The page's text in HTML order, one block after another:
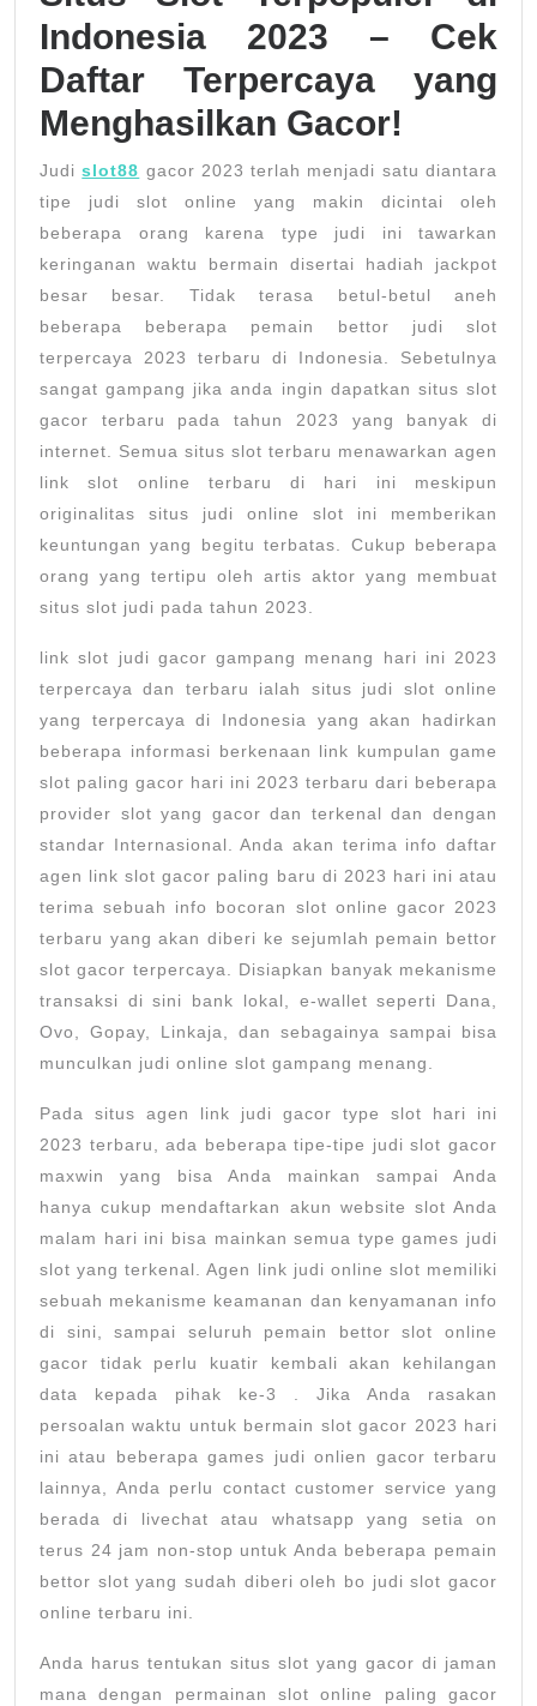
2023
–
Cek
yang
Indonesia 2023 – Cek
Daftar Terpercaya yang
Menghasilkan Gacor!
Judislot88 gacor 2023 terlah menjadi satu diantara
tipe judi slot online yang makin dicintai oleh
beberapa orang karena type judi ini tawarkan
keringanan waktu bermain disertai hadiah jackpot
besar besar. Tidak terasa betul-betul aneh
beberapa beberapa pemain bettor judi slot
terpercaya 2023 terbaru di Indonesia. Sebetulnya
sangat gampang jika anda ingin dapatkan situs slot
gacor terbaru pada tahun 2023 yang banyak di
internet. Semua situs slot terbaru menawarkan agen
link slot online terbaru di hari ini meskipun
originalitas situs judi online slot ini memberikan
keuntungan yang begitu terbatas. Cukup beberapa
orang yang tertipu oleh artis aktor yang membuat
situs slot judi pada tahun 2023.
link slot judi gacor gampang menang hari ini 2023
terpercaya dan terbaru ialah situs judi slot online
yang terpercaya di Indonesia yang akan hadirkan
beberapa informasi berkenaan link kumpulan game
slot paling gacor hari ini 2023 terbaru dari beberapa
provider slot yang gacor dan terkenal dan dengan
standar Internasional. Anda akan terima info daftar
agen link slot gacor paling baru di 2023 hari ini atau
terima sebuah info bocoran slot online gacor 2023
terbaru yang akan diberi ke sejumlah pemain bettor
slot gacor terpercaya. Disiapkan banyak mekanisme
transaksi di sini bank lokal, e-wallet seperti Dana,
Ovo, Gopay, Linkaja, dan sebagainya sampai bisa
munculkan judi online slot gampang menang.
Pada situs agen link judi gacor type slot hari ini
2023 terbaru, ada beberapa tipe-tipe judi slot gacor
maxwin yang bisa Anda mainkan sampai Anda
hanya cukup mendaftarkan akun website slot Anda
malam hari ini bisa mainkan semua type games judi
slot yang terkenal. Agen link judi online slot memiliki
sebuah mekanisme keamanan dan kenyamanan info
di sini, sampai seluruh pemain bettor slot online
gacor tidak perlu kuatir kembali akan kehilangan
data kepada pihak ke-3 . Jika Anda rasakan
persoalan waktu untuk bermain slot gacor 2023 hari
ini atau beberapa games judi onlien gacor terbaru
lainnya, Anda perlu contact customer service yang
berada di livechat atau whatsapp yang setia on
terus 24 jam non-stop untuk Anda beberapa pemain
bettor slot yang sudah diberi oleh bo judi slot gacor
online terbaru ini.
Anda harus tentukan situs slot yang gacor di jaman
mana dengan permainan slot online paling gacor